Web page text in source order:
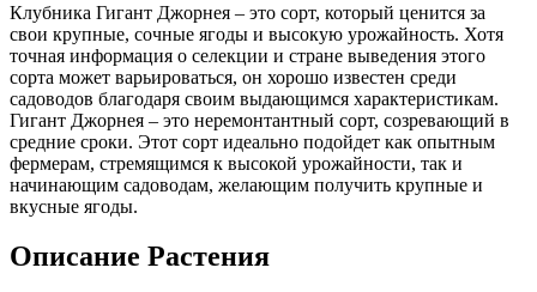
Клубника Гигант Джорнея – это сорт, который ценится за
свои крупные, сочные ягоды и высокую урожайность. Хотя
точная информация о селекции и стране выведения этого
сорта может варьироваться, он хорошо известен среди
садоводов благодаря своим выдающимся характеристикам.
Гигант Джорнея – это неремонтантный сорт, созревающий в
средние сроки. Этот сорт идеально подойдет как опытным
фермерам, стремящимся к высокой урожайности, так и
начинающим садоводам, желающим получить крупные и
вкусные ягоды.
Описание Растения